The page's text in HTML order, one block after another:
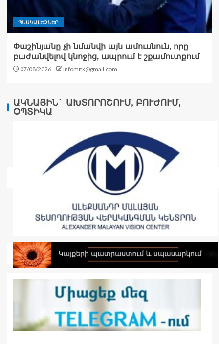
ՊՆԱԿԱԼԵԶՆԵՐ
Փաշինյանը չի նմանվի այն ամուսնուն, որը
բաժանվելով կնոջից, ապրում է շքամուտքում
07/08/2026 infomitk@gmail.com
ԱԿՆԱՅԻՆ` ԱԽՏՈՐՈՇՈՒՄ, ԲՈՒԺՈՒՄ,
ՕՊՏԻԿԱ